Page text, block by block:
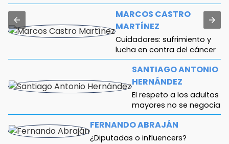
MARCOS CASTRO
MARTÍNEZ
Cuidadores: sufrimiento y
lucha en contra del cáncer
SANTIAGO ANTONIO
HERNÁNDEZ
El respeto a los adultos
mayores no se negocia
FERNANDO ABRAJÁN
¿Diputadas o influencers?